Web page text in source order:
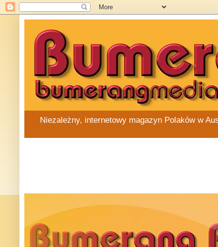
Niezależny, internetowy magazyn Polaków w